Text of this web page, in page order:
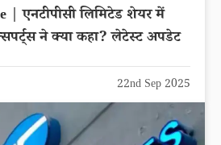
| एनटीपीसी लिमिटेड शेयर में
ने क्या कहा? लेटेस्ट अपडेट
22nd Sep 2025